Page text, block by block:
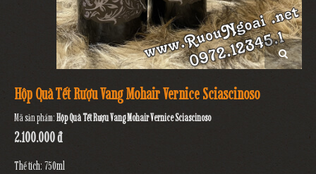
Hộp Quà Tết Rượu Vang Mohair Vernice Sciascinoso
Mã sản phẩm:Hộp Quà Tết Rượu Vang Mohair Vernice Sciascinoso
2.100.000 đ
Thể tích: 750ml